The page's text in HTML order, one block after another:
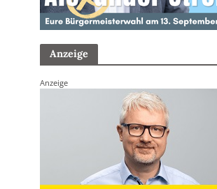
Anzeige
Anzeige